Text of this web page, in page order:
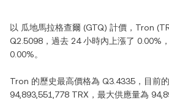
以 瓜地馬拉格查爾 (GTQ) 計價， Tron (
Q2.5098 ，過去 24 小時內 上漲了 0.00%
0.00%。
Tron 的歷史最高價格為 Q3.4335 ，目前
94,893,551,778 TRX ，最大供應量為